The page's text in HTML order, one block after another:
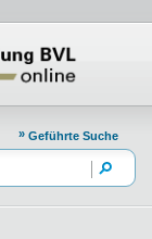
Geführte Suche